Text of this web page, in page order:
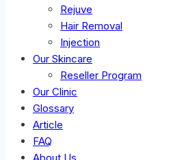
Rejuve
Hair Removal
Injection
Our Skincare
Reseller Program
Our Clinic
Glossary
Article
FAQ